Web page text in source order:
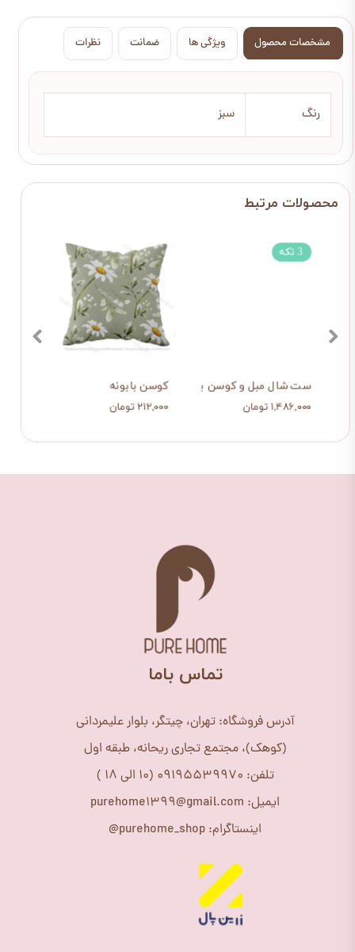
مشخصات محصول ویژگی ها ضمانت نظرات
رنگ سبز
کوسن بابونه
۲۱۲,۰۰۰ تومان
ست شال مبل و کوسن باران مستطیلی
۱,۴۸۶,۰۰۰ تومان
3 تکه
​تماس باما
آدرس فروشگاه: تهران، چیتگر، بلوار علیمردانی
(کوهک)، مجتمع تجاری ریحانه، طبقه اول
تلفن: 09195539970 (10 الی 18 )
ایمیل: purehome1399@gmail.com
اینستاگرام: purehome_shop@